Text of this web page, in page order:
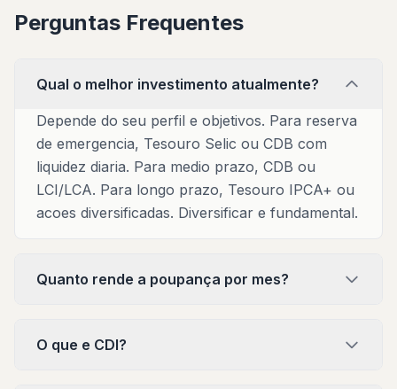
Perguntas Frequentes
Qual o melhor investimento atualmente?
Depende do seu perfil e objetivos. Para reserva
de emergencia, Tesouro Selic ou CDB com
liquidez diaria. Para medio prazo, CDB ou
LCI/LCA. Para longo prazo, Tesouro IPCA+ ou
acoes diversificadas. Diversificar e fundamental.
Quanto rende a poupança por mes?
O que e CDI?